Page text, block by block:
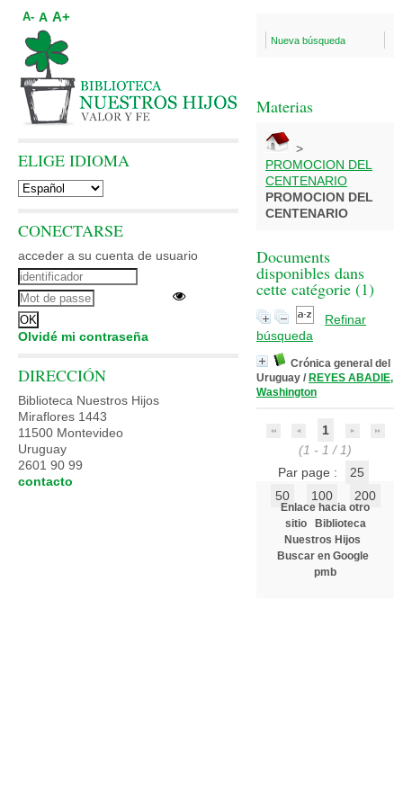
Nueva búsqueda
Materias
>
PROMOCION DEL
CENTENARIO
PROMOCION DEL
CENTENARIO
Documents
disponibles dans
cette catégorie (1)
Refinar
búsqueda
Crónica general del
Uruguay / REYES ABADIE,
Washington
1
(1 - 1 / 1)
Par page :
25
50
100 200
Enlace hacia otro
sitio
Biblioteca
Nuestros Hijos
Buscar en Google
pmb
A- A A+
ELIGE IDIOMA
CONECTARSE
acceder a su cuenta de usuario
Olvidé mi contraseña
DIRECCIÓN
Biblioteca Nuestros Hijos
Miraflores 1443
11500 Montevideo
Uruguay
2601 90 99
contacto